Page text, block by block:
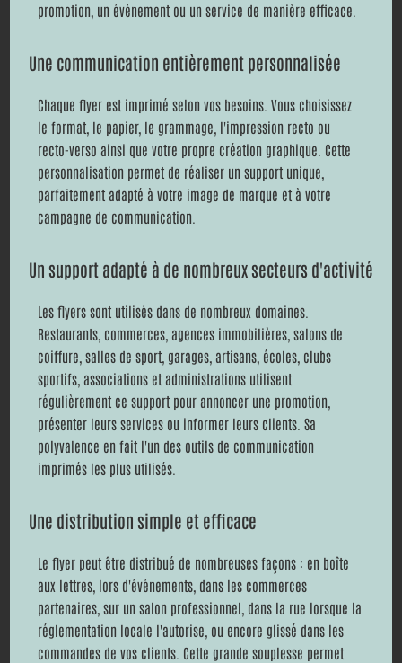
promotion, un événement ou un service de manière efficace.
Une communication entièrement personnalisée
Chaque flyer est imprimé selon vos besoins. Vous choisissez
le format, le papier, le grammage, l'impression recto ou
recto-verso ainsi que votre propre création graphique. Cette
personnalisation permet de réaliser un support unique,
parfaitement adapté à votre image de marque et à votre
campagne de communication.
Un support adapté à de nombreux secteurs d'activité
Les flyers sont utilisés dans de nombreux domaines.
Restaurants, commerces, agences immobilières, salons de
coiffure, salles de sport, garages, artisans, écoles, clubs
sportifs, associations et administrations utilisent
régulièrement ce support pour annoncer une promotion,
présenter leurs services ou informer leurs clients. Sa
polyvalence en fait l'un des outils de communication
imprimés les plus utilisés.
Une distribution simple et efficace
Le flyer peut être distribué de nombreuses façons : en boîte
aux lettres, lors d'événements, dans les commerces
partenaires, sur un salon professionnel, dans la rue lorsque la
réglementation locale l'autorise, ou encore glissé dans les
commandes de vos clients. Cette grande souplesse permet